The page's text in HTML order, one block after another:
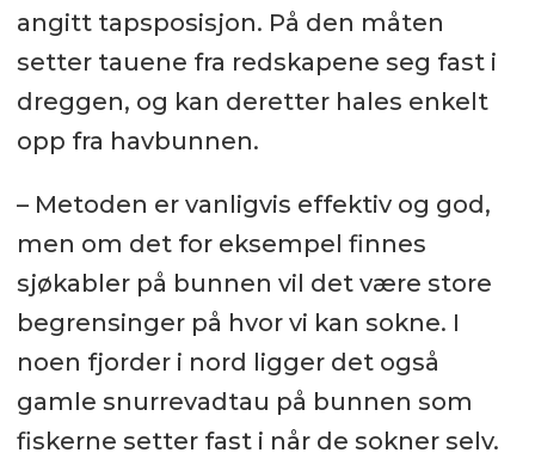
angitt tapsposisjon. På den måten
setter tauene fra redskapene seg fast i
dreggen, og kan deretter hales enkelt
opp fra havbunnen.
– Metoden er vanligvis effektiv og god,
men om det for eksempel finnes
sjøkabler på bunnen vil det være store
begrensinger på hvor vi kan sokne. I
noen fjorder i nord ligger det også
gamle snurrevadtau på bunnen som
fiskerne setter fast i når de sokner selv.